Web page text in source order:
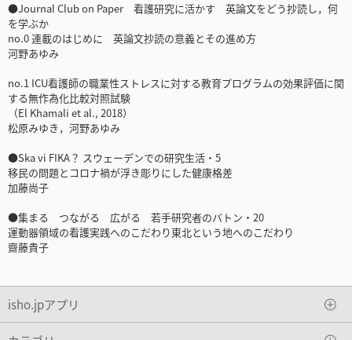
●Journal Club on Paper 看護研究に活かす 英論文をどう抄読し，何
を学ぶか
no.0 連載のはじめに 英論文抄読の意義とその進め方
河野あゆみ
no.1 ICU看護師の職業性ストレスに対する教育プログラムの効果評価に関
する無作為化比較対照試験
（El Khamali et al., 2018）
松原みゆき，河野あゆみ
●Ska vi FIKA？ スウェーデンでの研究生活・5
移民の問題とコロナ禍が浮き彫りにした健康格差
加藤尚子
●集まる つながる 広がる 若手研究者のバトン・20
運動器領域の看護実践へのこだわり東北という地へのこだわり
齋藤貴子
isho.jpアプリ